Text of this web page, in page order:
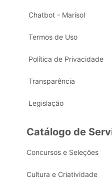
Chatbot - Marisol
Termos de Uso
Política de Privacidade
Transparência
Legislação
Catálogo de
Concursos e Seleções
Cultura e Criatividade